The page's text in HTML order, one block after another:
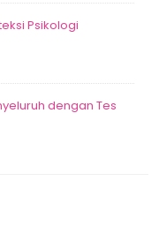
Psikologi
dengan Tes